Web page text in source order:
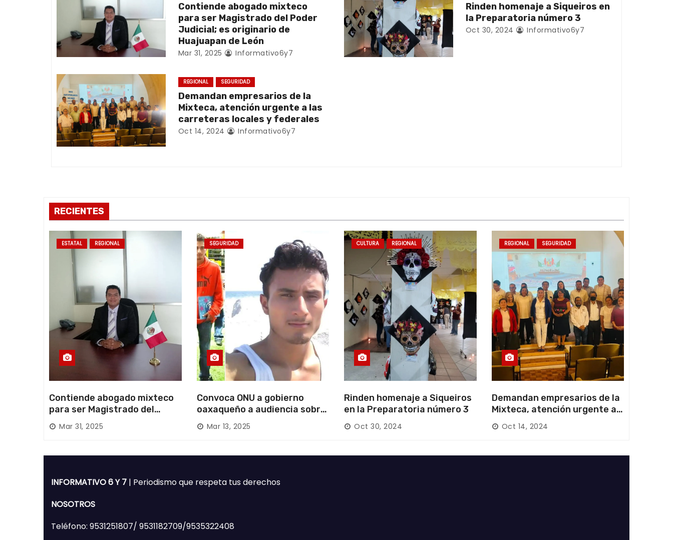
a
c
i
ó
n
d
n
t
r
s
Contiende abogado mixteco
para ser Magistrado del Poder
Judicial; es originario de
Huajuapan de León
Mar 31, 2025 Informativo6y7
Rinden homenaje a Siqueiros en
la Preparatoria número 3
Oct 30, 2024 Informativo6y7
REGIONAL SEGURIDAD
Demandan empresarios de la
Mixteca, atención urgente a las
carreteras locales y federales
Oct 14, 2024 Informativo6y7
RECIENTES
ESTATAL REGIONAL
Contiende abogado mixteco
para ser Magistrado del
Poder Judicial; es originario
de Huajuapan de León
Mar 31, 2025
SEGURIDAD
Convoca ONU a gobierno
oaxaqueño a audiencia sobre
desaparición forzada en la
Mixteca
Mar 13, 2025
CULTURA REGIONAL
Rinden homenaje a Siqueiros
en la Preparatoria número 3
Oct 30, 2024
REGIONAL SEGURIDAD
Demandan empresarios de la
Mixteca, atención urgente a
las carreteras locales y
federales
Oct 14, 2024
INFORMATIVO 6 Y 7 | Periodismo que respeta tus derechos
NOSOTROS
Teléfono: 9531251807/ 9531182709/9535322408